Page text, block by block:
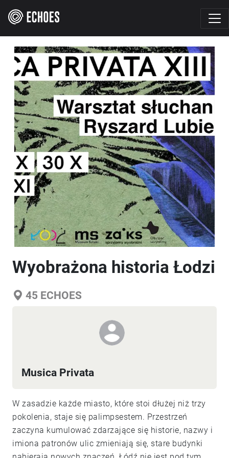
Wyobrażona historia Łodzi
45 ECHOES
Musica Privata
W zasadzie każde miasto, które stoi dłużej niż trzy
pokolenia, staje się palimpsestem. Przestrzeń
zaczyna kumulować zdarzające się historie, nazwy i
imiona patronów ulic zmieniają się, stare budynki